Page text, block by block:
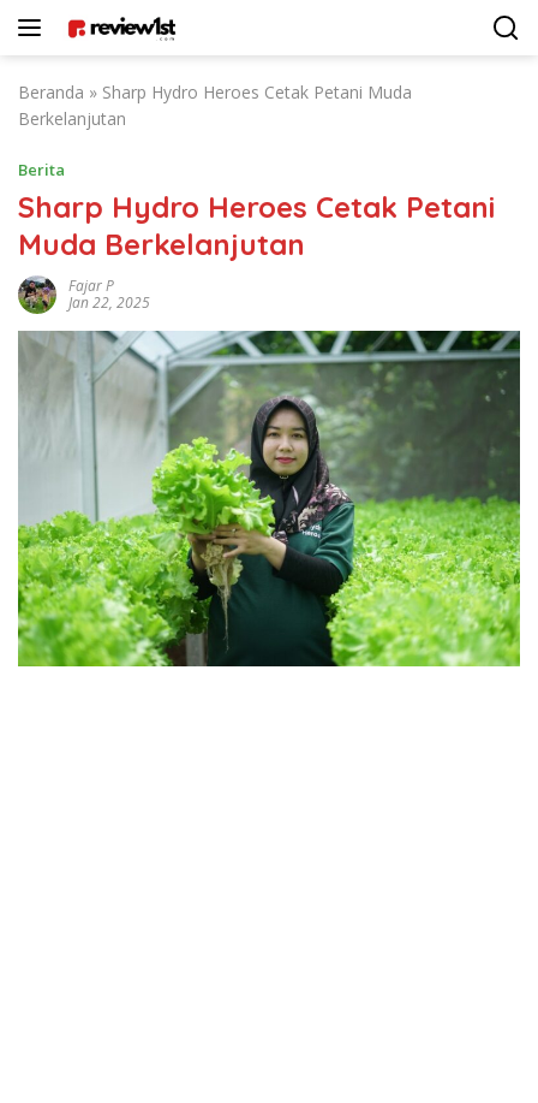
Beranda » Sharp Hydro Heroes Cetak Petani Muda
Berkelanjutan
Berita
Sharp Hydro Heroes Cetak Petani
Muda Berkelanjutan
Fajar P
Jan 22, 2025